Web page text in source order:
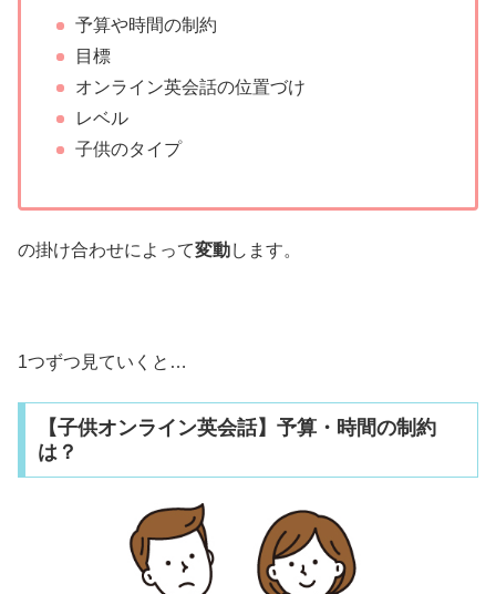
予算や時間の制約
目標
オンライン英会話の位置づけ
レベル
子供のタイプ
の掛け合わせによって変動します。
1つずつ見ていくと…
【子供オンライン英会話】予算・時間の制約
は？